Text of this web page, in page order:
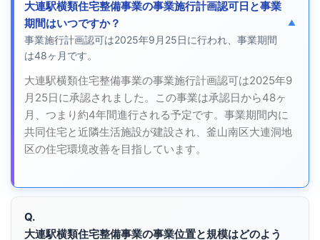
大連駅横類住宅整備事業の事業施行計画認可日と事業
期間はいつですか？
事業施行計画認可は2025年9月25日に行われ、事業期間
は48ヶ月です。
大連駅横類住宅整備事業の事業施行計画認可は2025年9
月25日に承認されました。この事業は承認日から48ヶ
月、つまり約4年間進行される予定です。事業期間内に
共同住宅と近隣生活施設が建設され、釜山南区大連洞地
区の住宅環境改善を目指しています。
Q.
大連駅横類住宅整備事業の事業位置と規模はどのよう